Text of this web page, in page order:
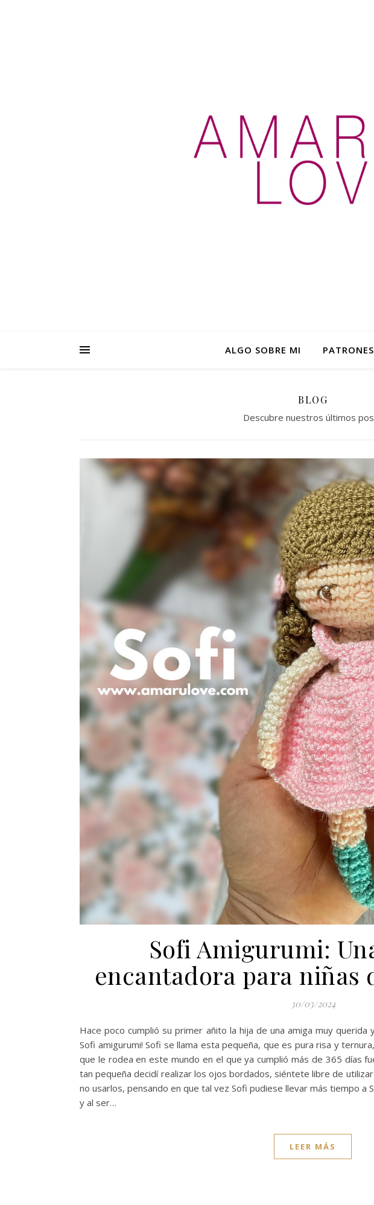
ALGO SOBRE MI PATRONES
BLOG
Descubre nuestros últimos
Sofi Amigurumi:
encantadora para niñas
30/03/2024
Hace poco cumplió su primer añito la hija de una amiga muy
Sofi amigurumi! Sofi se llama esta pequeña, que es pura risa y
que le rodea en este mundo en el que ya cumplió más de 365 días
tan pequeña decidí realizar los ojos bordados, siéntete libre de
no usarlos, pensando en que tal vez Sofi pudiese llevar más tiempo a
y al ser…
LEER MÁS